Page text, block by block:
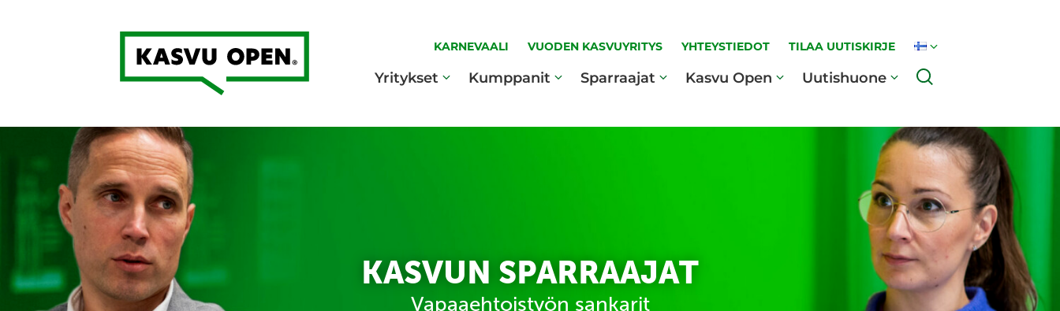
Kasvu Open
KARNEVAALI VUODEN KASVUYRITYS YHTEYSTIEDOT TILAA UUTISKIRJE
Yritykset Kumppanit Sparraajat Kasvu Open Uutishuone
KASVUN SPARRAAJAT
Vapaaehtoistyön sankarit